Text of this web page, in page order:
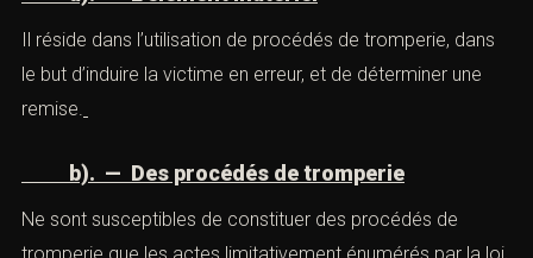
tiers, à remettre des fonds, des valeurs ou un
bienquelconque, à fournir un service ou à consentir un
acte opérant obligation ou décharge (
Code pénal).
a). — L’élément matériel